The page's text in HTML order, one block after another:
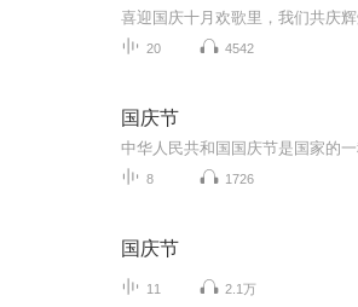
20 4542
国庆节
8 1726
国庆节
11 2.1万